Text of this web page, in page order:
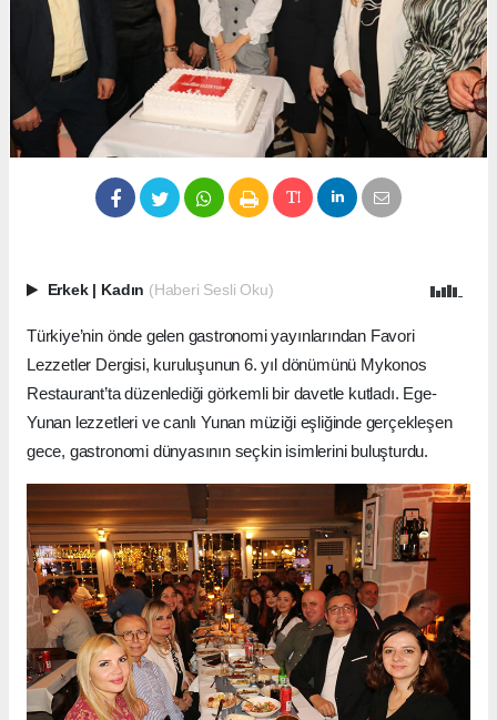
Erkek Kadın (Haberi Sesli Oku)
Türkiye’nin önde gelen gastronomi yayınlarından Favori
Lezzetler Dergisi, kuruluşunun 6. yıl dönümünü Mykonos
Restaurant’ta düzenlediği görkemli bir davetle kutladı. Ege-
Yunan lezzetleri ve canlı Yunan müziği eşliğinde gerçekleşen
gece, gastronomi dünyasının seçkin isimlerini buluşturdu.